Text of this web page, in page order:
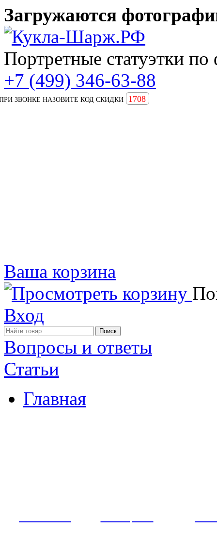
Загружаются
Портретные статуэтки по
+7 (499) 346-63-88
ЗВОНКЕ НАЗОВИТЕ КОД СКИДКИ 1708
Ваша корзина
Вход
Вопросы и ответы
Статьи
Главная